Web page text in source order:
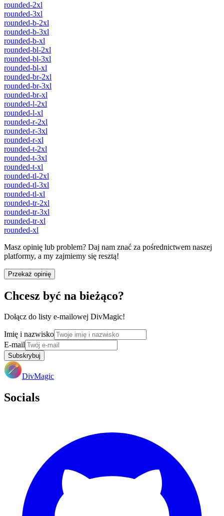
rounded-2xl
rounded-3xl
rounded-b-2xl
rounded-b-3xl
rounded-b-xl
rounded-bl-2xl
rounded-bl-3xl
rounded-bl-xl
rounded-br-2xl
rounded-br-3xl
rounded-br-xl
rounded-l-2xl
rounded-l-xl
rounded-r-2xl
rounded-r-3xl
rounded-r-xl
rounded-t-2xl
rounded-t-3xl
rounded-t-xl
rounded-tl-2xl
rounded-tl-3xl
rounded-tl-xl
rounded-tr-2xl
rounded-tr-3xl
rounded-tr-xl
rounded-xl
Masz opinię lub problem? Daj nam znać za pośrednictwem naszej
platformy, a my zajmiemy się resztą!
Przekaż opinię
Chcesz być na bieżąco?
Dołącz do listy e-mailowej DivMagic!
Imię i nazwisko
E-mail
Subskrybuj
DivMagic
Socials